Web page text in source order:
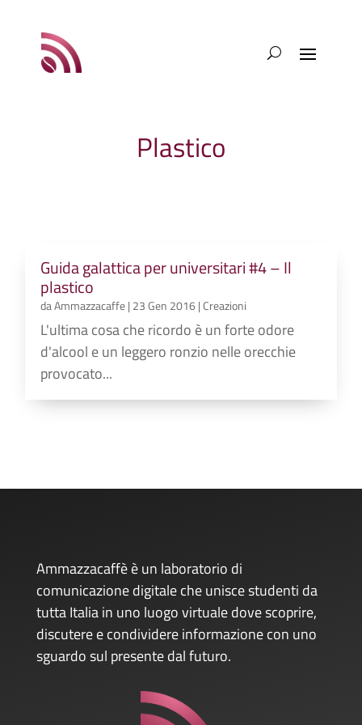
Plastico
Guida galattica per universitari #4 – Il
plastico
daAmmazzacaffe| 23 Gen 2016|Creazioni
L'ultima cosa che ricordo è un forte odore
d'alcool e un leggero ronzio nelle orecchie
provocato...
Ammazzacaffè è un laboratorio di
comunicazione digitale che unisce studenti da
tutta Italia in uno luogo virtuale dove scoprire,
discutere e condividere informazione con uno
sguardo sul presente dal futuro.